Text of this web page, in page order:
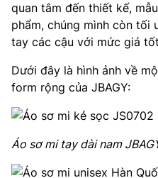
quan tâm đến thiết kế,
phẩm, chúng mình còn tối
tay các cậu với mức giá
Dưới đây là hình ảnh về
form rộng của JBAGY:
Áo sơ mi tay dài nam